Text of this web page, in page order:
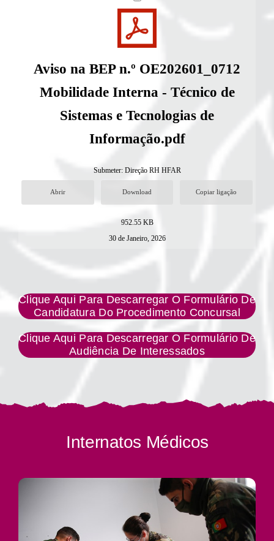
Aviso na BEP n.º OE202601_0712
Mobilidade Interna - Técnico de
Sistemas e Tecnologias de
Informação.pdf
Submeter: Direção RH HFAR
Abrir Download Copiar ligação
952.55 KB
30 de Janeiro, 2026
Clique Aqui Para Descarregar O Formulário De
Candidatura Do Procedimento Concursal
Clique Aqui Para Descarregar O Formulário De
Audiência De Interessados
Internatos Médicos